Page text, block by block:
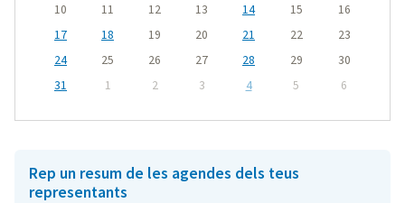
10
11 12 13 14 15
16
17
18 19 20 21 22
23
24
25 26 27 28 29
30
31
1 2 3 4 5 6
Rep un resum de les agendes dels teus
representants